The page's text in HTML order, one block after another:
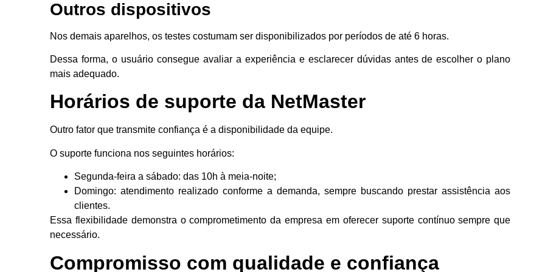
Outros dispositivos
Nos demais aparelhos, os testes costumam ser disponibilizados por períodos de até 6 horas.
Dessa forma, o usuário consegue avaliar a experiência e esclarecer dúvidas antes de escolher o plano
mais adequado.
Horários de suporte da NetMaster
Outro fator que transmite confiança é a disponibilidade da equipe.
O suporte funciona nos seguintes horários:
Segunda-feira a sábado: das 10h à meia-noite;
Domingo: atendimento realizado conforme a demanda, sempre buscando prestar assistência aos
clientes.
Essa flexibilidade demonstra o comprometimento da empresa em oferecer suporte contínuo sempre que
necessário.
Compromisso com qualidade e confiança